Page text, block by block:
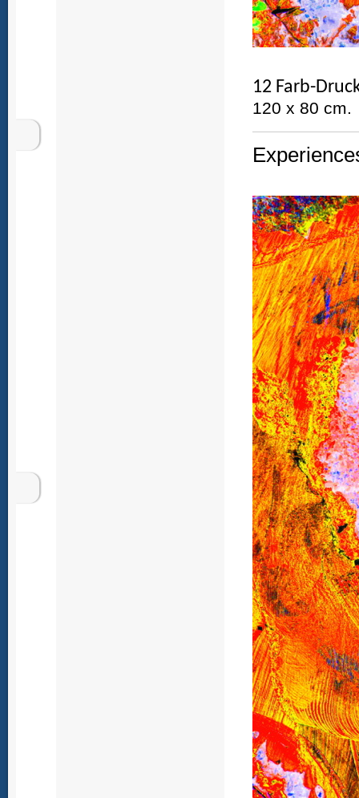
12 Farb-
120 x 80 cm.